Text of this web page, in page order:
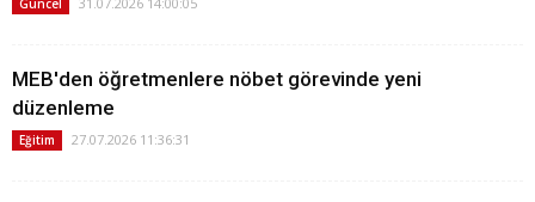
Güncel
MEB'den öğretmenlere nöbet görevinde yeni
düzenleme
Eğitim 27.07.2026 11:36:31